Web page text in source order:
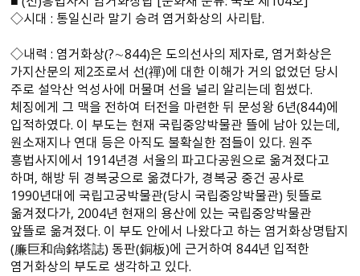
◇시대 : 통일신라 말기 승려 염거화상의 사리탑.
◇내력 : 염거화상（?∼844）은 도의선사의 제자로, 염거화상은
가지산문의 제2조로서 선（禪）에 대한 이해가 거의 없었던 당시
주로 설악산 억성사에 머물며 선을 널리 알리는데 힘썼다.
체징에게 그 맥을 전하여 터전을 마련한 뒤 문성왕 6년（844）에
입적하였다. 이 부도는 현재 국립중앙박물관 뜰에 남아 있는데,
원소재지나 연대 등은 아직도 불확실한 점들이 있다. 원주
흥법사지에서 1914년경 서울의 파고다공원으로 옮겨졌다고
하며, 해방 뒤 경복궁으로 옮겼다가, 경복궁 중건 공사로
1990년대에 국립고궁박물관（당시 국립중앙박물관） 뒷뜰로
옮겨졌다가, 2004년 현재의 용산에 있는 국립중앙박물관
앞뜰로 옮겨졌다. 이 부도 안에서 나왔다고 하는 염거화상명탑지
（廉巨和尙銘塔誌） 동판（銅板）에 근거하여 844년 입적한
염거화상의 부도로 생각하고 있다.